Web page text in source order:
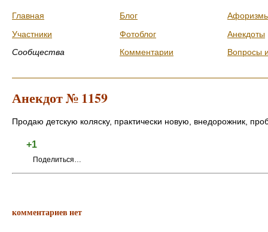
Главная
Участники
Сообщества
Блог
Фотоблог
Комментарии
Анекдоты
Вопросы
Анекдот № 1159
Продаю детскую коляску, практически новую, внедорожник,
+1
Поделиться…
комментариев нет